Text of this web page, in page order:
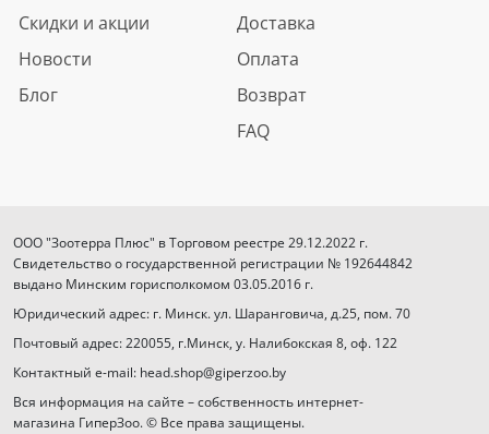
Скидки и акции
Новости
Блог
Доставка
Оплата
Возврат
FAQ
ООО "Зоотерра Плюс" в Торговом реестре 29.12.2022 г.
Свидетельство о государственной регистрации № 192644842
выдано Минским горисполкомом 03.05.2016 г.
Юридический адрес: г. Минск. ул. Шаранговича, д.25, пом. 70
Почтовый адрес: 220055, г.Минск, у. Налибокская 8, оф. 122
Контактный e-mail: head.shop@giperzoo.by
Вся информация на сайте – собственность интернет-
магазина ГиперЗоо. © Все права защищены.